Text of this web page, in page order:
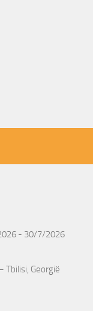
- 30/7/2026
Tbilisi, Georgië